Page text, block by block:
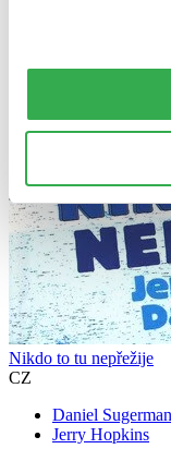
Nikdo to tu nepřežije
CZ
Daniel Sugerman
Jerry Hopkins